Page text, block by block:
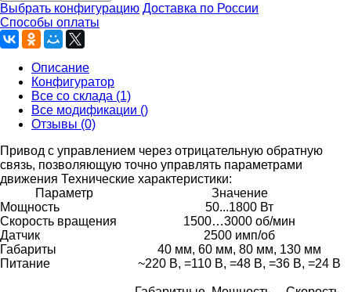
Выбрать конфигурацию Доставка по России
Способы оплаты
Описание
Конфигуратор
Все со склада (1)
Все модификации ()
Отзывы (0)
Привод с управлением через отрицательную обратную
связь, позволяющую точно управлять параметрами
движения Технические характеристики:
Параметр
Значение
Мощность
50...1800 Вт
Скорость вращения
1500…3000 об/мин
Датчик
2500 имп/об
Габариты
40 мм, 60 мм, 80 мм, 130 мм
Питание
~220 В, =110 В, =48 В, =36 В, =24 В